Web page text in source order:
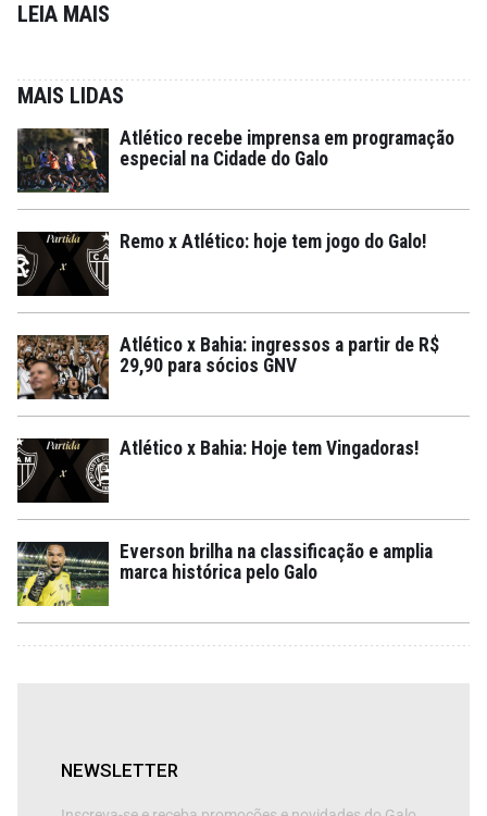
LEIA MAIS
MAIS LIDAS
Atlético recebe imprensa em programação
especial na Cidade do Galo
Remo x Atlético: hoje tem jogo do Galo!
Atlético x Bahia: ingressos a partir de R$
29,90 para sócios GNV
Atlético x Bahia: Hoje tem Vingadoras!
Everson brilha na classificação e amplia
marca histórica pelo Galo
NEWSLETTER